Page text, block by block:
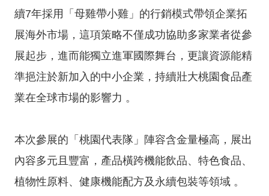
回
首
頁
站
導
經
局
桃
續7年採用「母雞帶小雞」的行銷模式帶領企業拓
展海外市場，這項策略不僅成功協助多家業者從參
展起步，進而能獨立進軍國際舞台，更讓資源能精
準挹注於新加入的中小企業，持續壯大桃園食品產
業在全球市場的影響力 。
本次參展的「桃園代表隊」陣容含金量極高，展出
內容多元且豐富，產品橫跨機能飲品、特色食品、
植物性原料、健康機能配方及永續包裝等領域 。